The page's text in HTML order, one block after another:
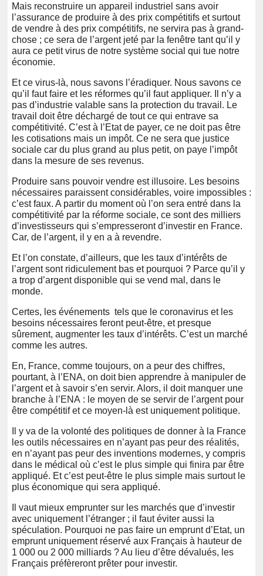
Mais reconstruire un appareil industriel sans avoir
l’assurance de produire à des prix compétitifs et surtout
de vendre à des prix compétitifs, ne servira pas à grand-
chose ; ce sera de l’argent jeté par la fenêtre tant qu’il y
aura ce petit virus de notre système social qui tue notre
économie.
Et ce virus-là, nous savons l’éradiquer. Nous savons ce
qu’il faut faire et les réformes qu’il faut appliquer. Il n’y a
pas d’industrie valable sans la protection du travail. Le
travail doit être déchargé de tout ce qui entrave sa
compétitivité. C’est à l’Etat de payer, ce ne doit pas être
les cotisations mais un impôt. Ce ne sera que justice
sociale car du plus grand au plus petit, on paye l’impôt
dans la mesure de ses revenus.
Produire sans pouvoir vendre est illusoire. Les besoins
nécessaires paraissent considérables, voire impossibles :
c’est faux. A partir du moment où l’on sera entré dans la
compétitivité par la réforme sociale, ce sont des milliers
d’investisseurs qui s’empresseront d’investir en France.
Car, de l’argent, il y en a à revendre.
Et l’on constate, d’ailleurs, que les taux d’intérêts de
l’argent sont ridiculement bas et pourquoi ? Parce qu’il y
a trop d’argent disponible qui se vend mal, dans le
monde.
Certes, les événements tels que le coronavirus et les
besoins nécessaires feront peut-être, et presque
sûrement, augmenter les taux d’intérêts. C’est un marché
comme les autres.
En, France, comme toujours, on a peur des chiffres,
pourtant, à l’ENA, on doit bien apprendre à manipuler de
l’argent et à savoir s’en servir. Alors, il doit manquer une
branche à l’ENA : le moyen de se servir de l’argent pour
être compétitif et ce moyen-là est uniquement politique.
Il y va de la volonté des politiques de donner à la France
les outils nécessaires en n’ayant pas peur des réalités,
en n’ayant pas peur des inventions modernes, y compris
dans le médical où c’est le plus simple qui finira par être
appliqué. Et c’est peut-être le plus simple mais surtout le
plus économique qui sera appliqué.
Il vaut mieux emprunter sur les marchés que d’investir
avec uniquement l’étranger ; il faut éviter aussi la
spéculation. Pourquoi ne pas faire un emprunt d’Etat, un
emprunt uniquement réservé aux Français à hauteur de
1 000 ou 2 000 milliards ? Au lieu d’être dévalués, les
Français préfèreront prêter pour investir.